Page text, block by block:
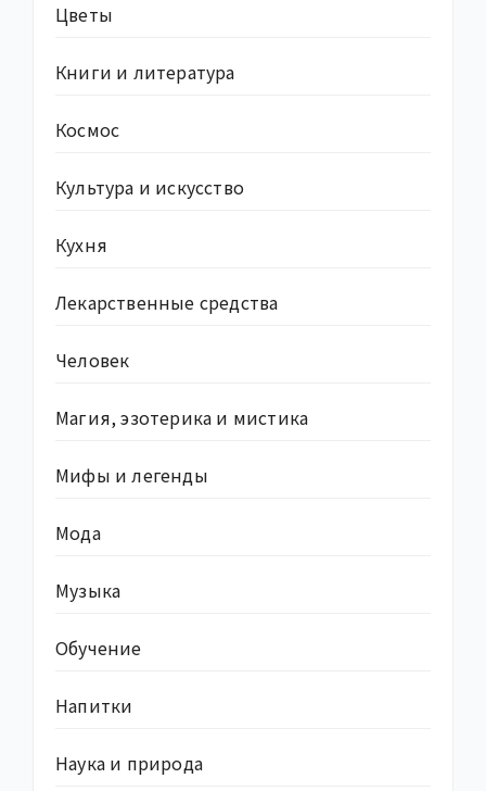
Цветы
Книги и литература
Космос
Культура и искусство
Кухня
Лекарственные средства
Человек
Магия, эзотерика и мистика
Мифы и легенды
Мода
Музыка
Обучение
Напитки
Наука и природа